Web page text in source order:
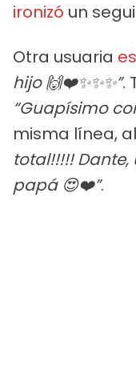
ironizó un
Otra usuaria
hijo 🙌❤️✨✨✨”.
“Guapísimo
misma línea,
total!!!!!
papá 😍❤️”.